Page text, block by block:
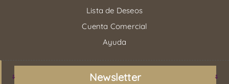
Lista de Deseos
Cuenta Comercial
Ayuda
Newsletter